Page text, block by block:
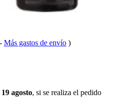
- Más gastos de envío )
agosto, si se realiza el pedido